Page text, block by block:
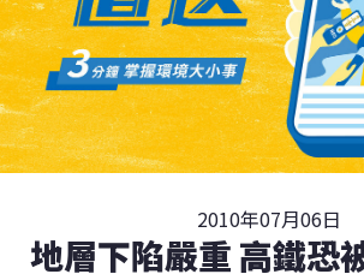
2010年07月06日
地層下陷嚴重 高鐵恐